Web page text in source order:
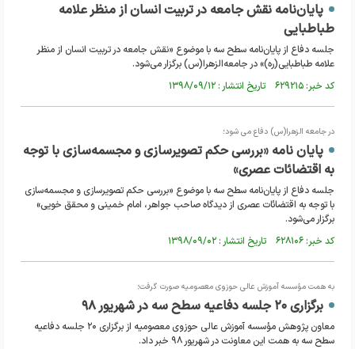
پایان‌نامه نقش جامعه در تربیت انسان از منظر علامه
طباطبایی
جلسه دفاع از پایان‌نامه سطح سه با موضوع «نقش جامعه در تربیت انسان از منظر
علامه طباطبایی(ره)» در جامعه‌الزهرا(س) برگزار می‌شود.
کد خبر: ۶۲۹۲۱۵ تاریخ انتشار : ۱۳۹۸/۰۹/۱۲
در جامعه الزهرا(س) دفاع می شود؛
پایان نامه «بررسی حکم تصویرسازی و مجسمه‌سازی با توجه
به اقتضائات عصری»
جلسه دفاع از پایان‌نامه سطح سه با موضوع «بررسی حکم تصویرسازی و مجسمه‌سازی
با توجه به اقتضائات عصری از دیدگاه صاحب جواهر، امام خمینی و محقق خویی»
برگزار می‌شود.
کد خبر: ۶۲۸۱۰۶ تاریخ انتشار : ۱۳۹۸/۰۹/۰۲
به همت مؤسسه آموزش عالی حوزوی معصومیه صورت گرفت؛
برگزاری ۲۰ جلسه دفاعیه سطح سه در شهریور ۹۸
معاون پژوهش مؤسسه آموزش عالی حوزوی معصومیه از برگزاری ۲۰ جلسه دفاعیه
سطح سه به همت این معاونت در شهریور ۹۸ خبر داد.